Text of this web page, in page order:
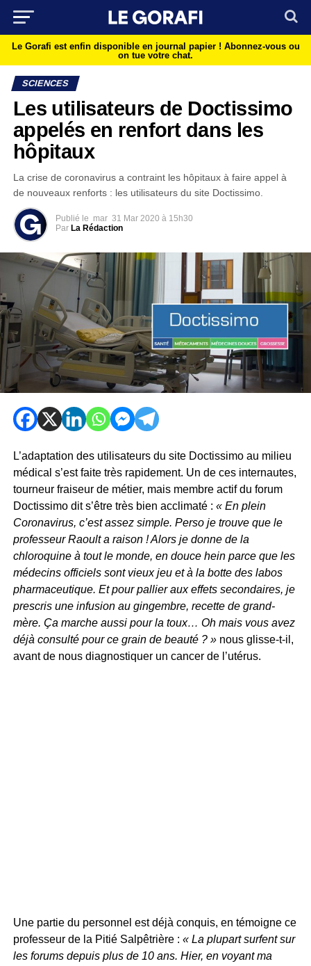
Le Gorafi est enfin disponible en journal papier ! Abonnez-vous ou
on tue votre chat.
SCIENCES
Les utilisateurs de Doctissimo
appelés en renfort dans les
hôpitaux
La crise de coronavirus a contraint les hôpitaux à faire appel à
de nouveaux renforts : les utilisateurs du site Doctissimo.
Publié le mar 31 Mar 2020 à 15h30
Par La Rédaction
L’adaptation des utilisateurs du site Doctissimo au milieu
médical s’est faite très rapidement. Un de ces internautes,
tourneur fraiseur de métier, mais membre actif du forum
Doctissimo dit s’être très bien acclimaté : « En plein
Coronavirus, c’est assez simple. Perso je trouve que le
professeur Raoult a raison ! Alors je donne de la
chloroquine à tout le monde, en douce hein parce que les
médecins officiels sont vieux jeu et à la botte des labos
pharmaceutique. Et pour pallier aux effets secondaires, je
prescris une infusion au gingembre, recette de grand-
mère. Ça marche aussi pour la toux… Oh mais vous avez
déjà consulté pour ce grain de beauté ? » nous glisse-t-il,
avant de nous diagnostiquer un cancer de l’utérus.
Une partie du personnel est déjà conquis, en témoigne ce
professeur de la Pitié Salpêtrière : « La plupart surfent sur
les forums depuis plus de 10 ans. Hier, en voyant ma